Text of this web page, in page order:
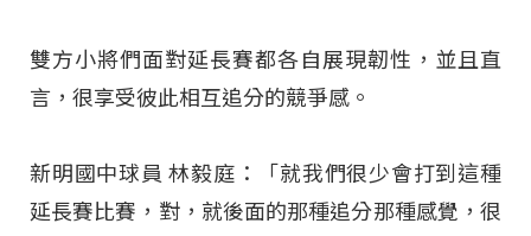
雙方小將們面對延長賽都各自展現韌性，並且直
言，很享受彼此相互追分的競爭感。
新明國中球員 林毅庭：「就我們很少會打到這種
延長賽比賽，對，就後面的那種追分那種感覺，很